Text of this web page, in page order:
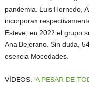
pandemia. Luis Hornedo,
incorporan
Esteve, en 2022 el grupo
Ana Bejerano. Sin duda,
esencia Mocedades.
VÍDEOS: ‘A PESAR DE